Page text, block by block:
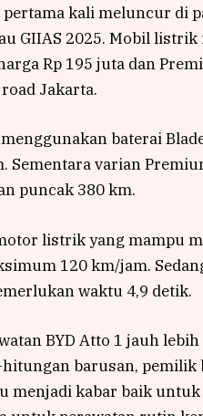
pertama kali meluncur di
GIIAS 2025. Mobil
Rp 195 juta dan
Jakarta.
baterai
Sementara varian
puncak 380 km.
listrik yang mampu
120 km/jam.
waktu 4,9 detik.
BYD Atto 1 jauh
barusan, pemilik
menjadi kabar baik